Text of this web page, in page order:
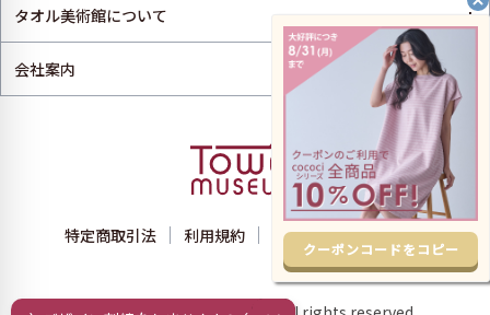
タオル美術館について +
会社案内
特定商取引法 利用規約 プライバシーポリシー
クーポンコードをコピー